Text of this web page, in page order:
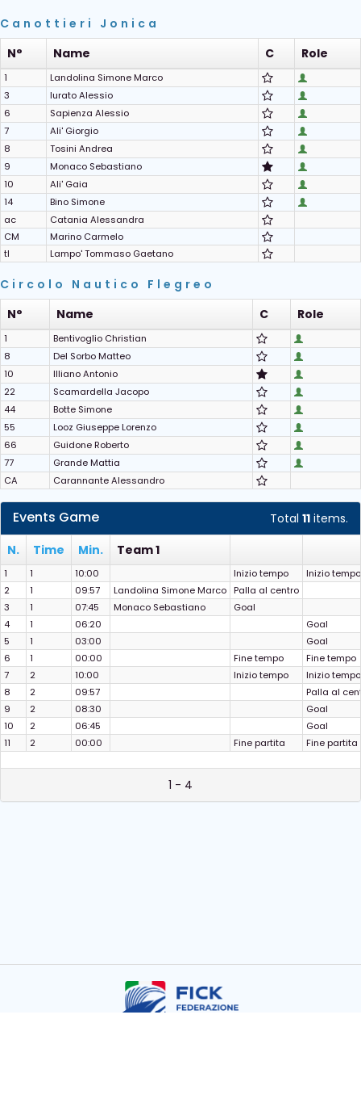
Canottieri Jonica
N°
Name C Role
1
Landolina Simone Marco
3
Iurato Alessio
6
Sapienza Alessio
7
Ali' Giorgio
8
Tosini Andrea
9
Monaco Sebastiano
10
Ali' Gaia
14
Bino Simone
ac
Catania Alessandra
CM
Marino Carmelo
tl
Lampo' Tommaso Gaetano
Circolo Nautico Flegreo
N°
Name C Role
1
Bentivoglio Christian
8
Del Sorbo Matteo
10
Illiano Antonio
22
Scamardella Jacopo
44
Botte Simone
55
Looz Giuseppe Lorenzo
66
Guidone Roberto
77
Grande Mattia
CA
Carannante Alessandro
Total 11 items.
Events Game
N. Time Min. Team 1
1 1 10:00 Inizio tempo
Inizio tempo
2
1 09:57 Landolina Simone Marco Palla al centro
3
1 07:45 Monaco Sebastiano
Goal
4
1 06:20
Goal
5
1 03:00
Goal
6
1 00:00 Fine tempo
Fine tempo
7
2 10:00 Inizio tempo
Inizio tempo
8
2 09:57
Palla al
9
2 08:30
Goal
10
2 06:45
Goal
11
2 00:00 Fine partita Fine partita
1 - 4